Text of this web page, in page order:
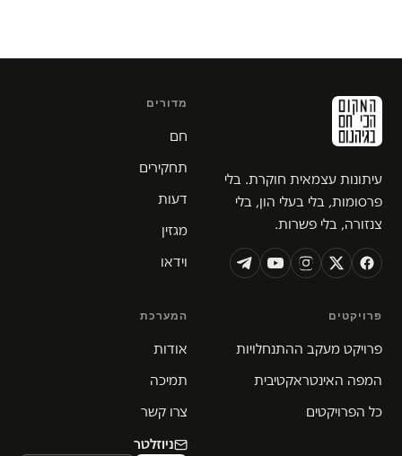
עיתונות עצמאית חוקרת. בלי
פרסומות, בלי בעלי הון, בלי
צנזורה, בלי פשרות.
מדורים
חם
תחקירים
דעות
מגזין
וידאו
פרויקטים
פרויקט מעקב ההתנחלויות
המפה האינטראקטיבית
כל הפרויקטים
המערכת
אודות
תמיכה
צרו קשר
ניוזלטר